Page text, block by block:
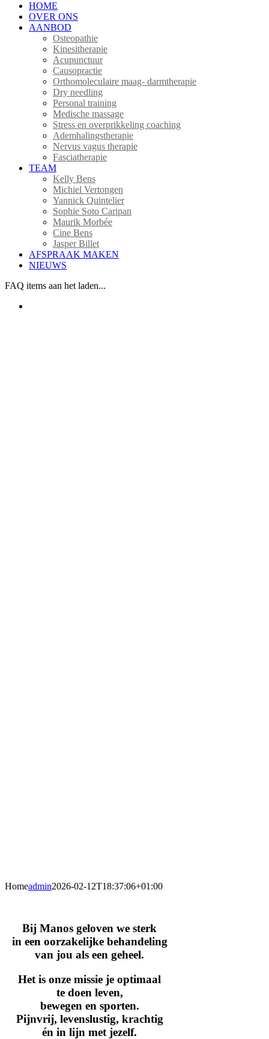
HOME
OVER ONS
AANBOD
Osteopathie
Kinesitherapie
Acupunctuur
Causopractie
Orthomoleculaire maag- darmtherapie
Dry needling
Personal training
Medische massage
Stress en overprikkeling coaching
Ademhalingstherapie
Nervus vagus therapie
Fasciatherapie
TEAM
Kelly Bens
Michiel Vertongen
Yannick Quintelier
Sophie Soto Caripan
Maurik Morbée
Cine Bens
Jasper Billet
AFSPRAAK MAKEN
NIEUWS
FAQ items aan het laden...
Homeadmin2026-02-12T18:37:06+01:00
Bij Manos geloven we sterk
in een oorzakelijke behandeling
van jou als een geheel.
Het is onze missie je optimaal
te doen leven,
bewegen en sporten.
Pijnvrij, levenslustig, krachtig
én in lijn met jezelf.